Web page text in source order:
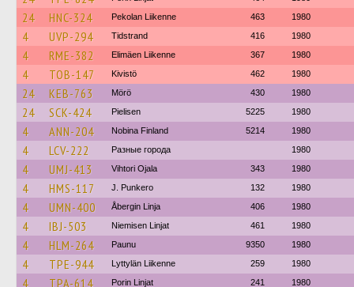
24 HNC-324 Pekolan Liikenne 463 1980
4 UVP-294 Tidstrand 416 1980
4 RME-382 Elimäen Liikenne 367 1980
4 TOB-147 Kivistö 462 1980
24 KEB-763 Mörö 430 1980
24 SCK-424 Pielisen 5225 1980
4 ANN-204 Nobina Finland 5214 1980
4 LCV-222 Разные города 1980
4 UMJ-413 Vihtori Ojala 343 1980
4 HMS-117 J. Punkero 132 1980
4 UMN-400 Åbergin Linja 406 1980
4 IBJ-503 Niemisen Linjat 461 1980
4 HLM-264 Paunu 9350 1980
4 TPE-944 Lyttylän Liikenne 259 1980
4 TPA-614 Porin Linjat 241 1980